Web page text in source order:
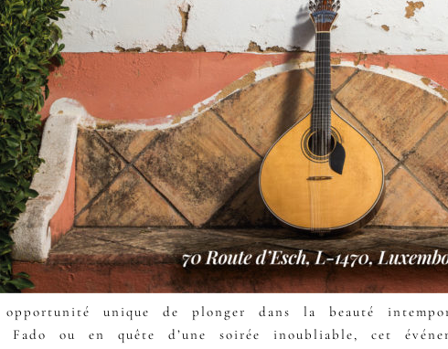
unique de plonger dans la beauté
Fado ou en quête d’une soirée inoubliable, cet